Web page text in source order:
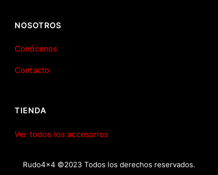
NOSOTROS
Conócenos
Contacto
TIENDA
Ver todos los accesorios
Rudo4x4 ©2023 Todos los derechos reservados.